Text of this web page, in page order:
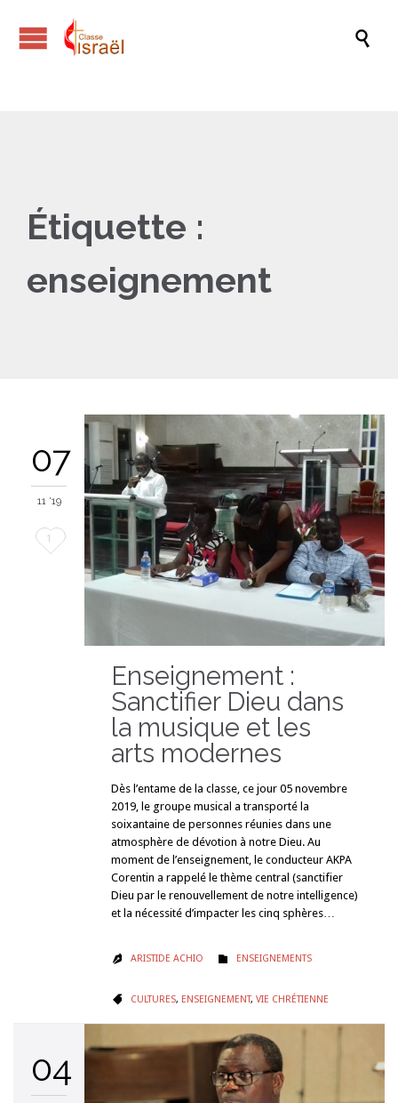

Étiquette :
enseignement
07
11 '19
Love
1
Enseignement :
Sanctifier Dieu dans
la musique et les
arts modernes
Dès l’entame de la classe, ce jour 05 novembre
2019, le groupe musical a transporté la
soixantaine de personnes réunies dans une
atmosphère de dévotion à notre Dieu. Au
moment de l’enseignement, le conducteur AKPA
Corentin a rappelé le thème central (sanctifier
Dieu par le renouvellement de notre intelligence)
et la nécessité d’impacter les cinq sphères…
 ARISTIDE ACHIO  CATÉGORIE
ENSEIGNEMENTS
 CATÉGORIE
CULTURES, ENSEIGNEMENT, VIE CHRÉTIENNE
04